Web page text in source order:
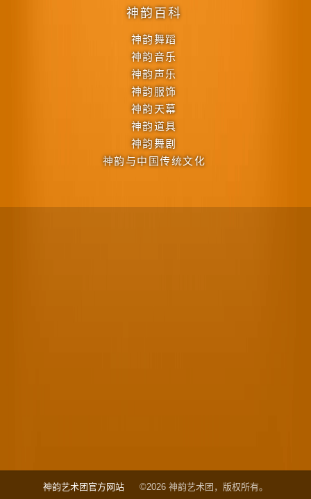
神韵百科
神韵舞蹈
神韵音乐
神韵声乐
神韵服饰
神韵天幕
神韵道具
神韵舞剧
神韵与中国传统文化
神韵艺术团官方网站 ©2026 神韵艺术团，版权所有。